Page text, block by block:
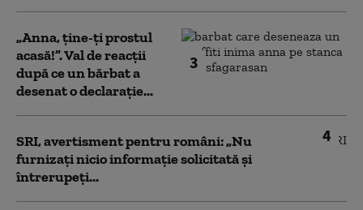
3
„Anna, ţine-ţi prostul
acasă!”. Val de reacții
după ce un bărbat a
desenat o declarație...
4
SRI, avertisment pentru români: „Nu
furnizați nicio informație solicitată și
întrerupeți...